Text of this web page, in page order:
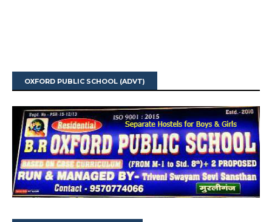
OXFORD PUBLIC SCHOOL (ADVT)